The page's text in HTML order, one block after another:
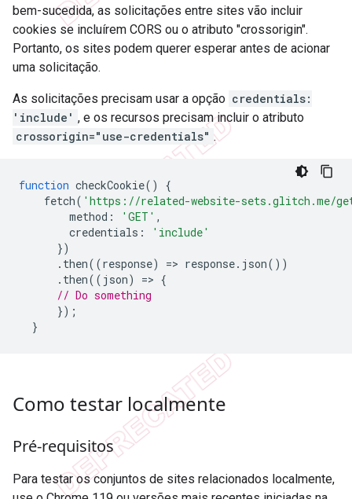
bem-sucedida, as solicitações entre sites vão incluir
cookies se incluírem CORS ou o atributo "crossorigin".
Portanto, os sites podem querer esperar antes de acionar
uma solicitação.
As solicitações precisam usar a opção credentials:
'include' , e os recursos precisam incluir o atributo
crossorigin="use-credentials" .
function checkCookie()
{
fetch( 'https://related-website-sets.glitch.me/
method : 'GET' ,
credentials :
'include'
})
. then((response) => response. json())
. then(( json) => {
// Do something
});
}
Como testar localmente
Pré-requisitos
Para testar os conjuntos de sites relacionados localmente,